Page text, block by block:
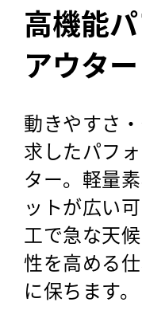
高機能
アウター
動きやすさ
求したパフ
ター。軽量
ットが広い
工で急な天
性を高める
に保ちます。